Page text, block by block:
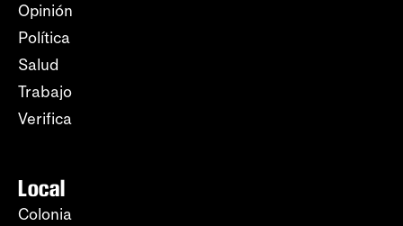
Opinión
Política
Salud
Trabajo
Verifica
Local
Colonia